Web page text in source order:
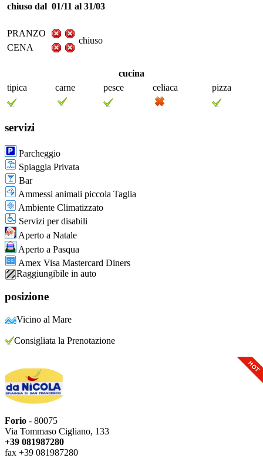
chiuso dal 01/11 al 31/03
PRANZO
chiuso
CENA
cucina
tipica
carne pesce celiaca pizza
servizi
Parcheggio
Spiaggia Privata
Bar
Ammessi animali piccola Taglia
Ambiente Climatizzato
Servizi per disabili
Aperto a Natale
Aperto a Pasqua
Amex Visa Mastercard Diners
Raggiungibile in auto
posizione
Vicino al Mare
Consigliata la Prenotazione
Forio - 80075
Via Tommaso Cigliano, 133
+39 081987280
fax +39 081987280